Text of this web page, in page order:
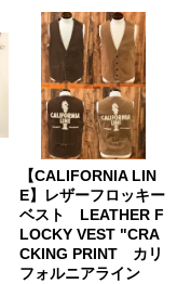
【CALIFORNIA LIN
E】レザーフロッキー
ベスト LEATHER F
LOCKY VEST "CRA
CKING PRINT カリ
フォルニアライン